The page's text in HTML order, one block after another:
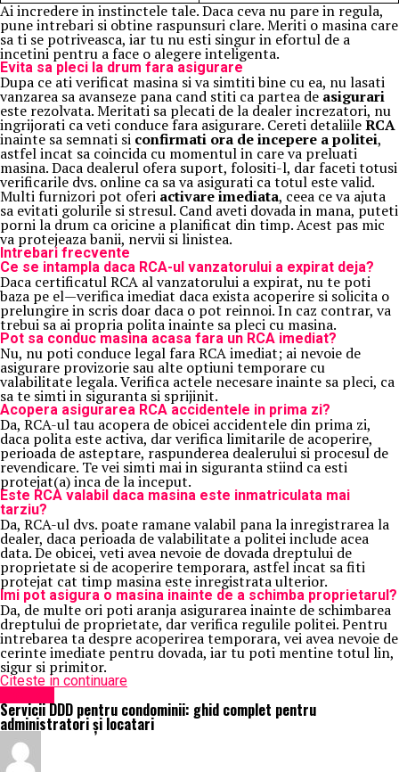
Ai incredere in instinctele tale. Daca ceva nu pare in regula,
pune intrebari si obtine raspunsuri clare. Meriti o masina care
sa ti se potriveasca, iar tu nu esti singur in efortul de a
incetini pentru a face o alegere inteligenta.
Evita sa pleci la drum fara asigurare
Dupa ce ati verificat masina si va simtiti bine cu ea, nu lasati
vanzarea sa avanseze pana cand stiti ca partea deasigurari
este rezolvata. Meritati sa plecati de la dealer increzatori, nu
ingrijorati ca veti conduce fara asigurare. Cereti detaliileRCA
inainte sa semnati si confirmati ora de incepere a politei,
astfel incat sa coincida cu momentul in care va preluati
masina. Daca dealerul ofera suport, folositi-l, dar faceti totusi
verificarile dvs. online ca sa va asigurati ca totul este valid.
Multi furnizori pot oferi activare imediata, ceea ce va ajuta
sa evitati golurile si stresul. Cand aveti dovada in mana, puteti
porni la drum ca oricine a planificat din timp. Acest pas mic
va protejeaza banii, nervii si linistea.
Intrebari frecvente
Ce se intampla daca RCA-ul vanzatorului a expirat deja?
Daca certificatul RCA al vanzatorului a expirat, nu te poti
baza pe el—verifica imediat daca exista acoperire si solicita o
prelungire in scris doar daca o pot reinnoi. In caz contrar, va
trebui sa ai propria polita inainte sa pleci cu masina.
Pot sa conduc masina acasa fara un RCA imediat?
Nu, nu poti conduce legal fara RCA imediat; ai nevoie de
asigurare provizorie sau alte optiuni temporare cu
valabilitate legala. Verifica actele necesare inainte sa pleci, ca
sa te simti in siguranta si sprijinit.
Acopera asigurarea RCA accidentele in prima zi?
Da, RCA-ul tau acopera de obicei accidentele din prima zi,
daca polita este activa, dar verifica limitarile de acoperire,
perioada de asteptare, raspunderea dealerului si procesul de
revendicare. Te vei simti mai in siguranta stiind ca esti
protejat(a) inca de la inceput.
Este RCA valabil daca masina este inmatriculata mai
tarziu?
Da, RCA-ul dvs. poate ramane valabil pana la inregistrarea la
dealer, daca perioada de valabilitate a politei include acea
data. De obicei, veti avea nevoie de dovada dreptului de
proprietate si de acoperire temporara, astfel incat sa fiti
protejat cat timp masina este inregistrata ulterior.
Imi pot asigura o masina inainte de a schimba proprietarul?
Da, de multe ori poti aranja asigurarea inainte de schimbarea
dreptului de proprietate, dar verifica regulile politei. Pentru
intrebarea ta despre acoperirea temporara, vei avea nevoie de
cerinte imediate pentru dovada, iar tu poti mentine totul lin,
sigur si primitor.
Citeste in continuare
Servicii DDD pentru condominii: ghid complet pentru
administratori și locatari